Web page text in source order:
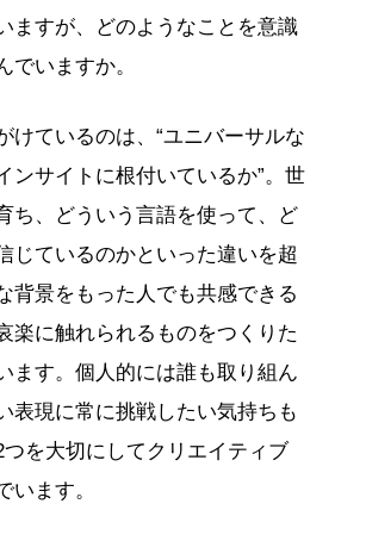
ますが、どのようなことを意識
でいますか。
けているのは、“ユニバーサルな
ンサイトに根付いているか”。世
ち、どういう言語を使って、ど
じているのかといった違いを超
背景をもった人でも共感できる
楽に触れられるものをつくりた
ます。個人的には誰も取り組ん
表現に常に挑戦したい気持ちも
を大切にしてクリエイティブ
います。